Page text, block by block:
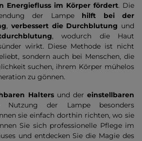
Energiefluss im Körper fördert. Die
der Lampe hilft bei der
, verbessert die Durchblutung und
, wodurch die Haut
wirkt. Diese Methode ist nicht
sondern auch bei Menschen, die
suchen, ihrem Körper mühelos
zu gönnen.
Haltersund dereinstellbaren
der Lampe besonders
sie einfach dorthin richten, wo sie
Sie sich professionelle Pflege im
und entdecken Sie die Magie des